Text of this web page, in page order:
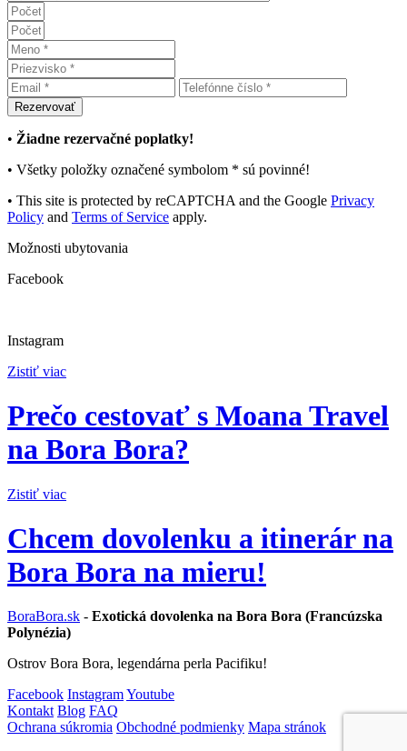
• Žiadne rezervačné poplatky!
• Všetky položky označené symbolom * sú povinné!
• This site is protected by reCAPTCHA and the Google Privacy
Policy and Terms of Service apply.
Možnosti ubytovania
Facebook
Instagram
Zistiť viac
Prečo cestovať s Moana Travel
na Bora Bora?
Zistiť viac
Chcem dovolenku a itinerár na
Bora Bora na mieru!
BoraBora.sk - Exotická dovolenka na Bora Bora (Francúzska
Polynézia)
Ostrov Bora Bora, legendárna perla Pacifiku!
Facebook InstagramYoutube
Kontakt Blog FAQ
Ochrana súkromia Obchodné podmienky Mapa stránok